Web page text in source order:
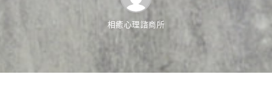
相癒心理諮商所